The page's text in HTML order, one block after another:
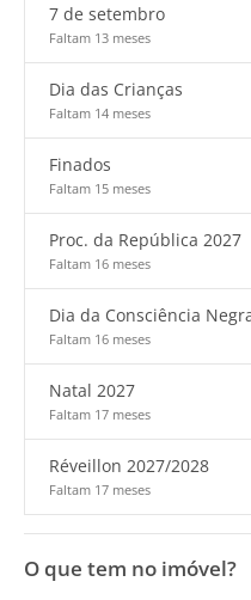
7 de setembro
Faltam 13 meses
Dia das Crianças
Faltam 14 meses
Finados
Faltam 15 meses
Proc. da República 2027
Faltam 16 meses
Dia da Consciência
Faltam 16 meses
Natal 2027
Faltam 17 meses
Réveillon 2027/2028
Faltam 17 meses
O que tem no imóvel?